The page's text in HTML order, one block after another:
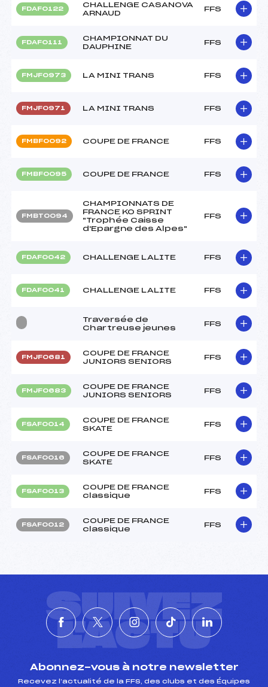
FDAF0122
CHALLENGE CASANOVA
ARNAUD
FFS
FDAF0111
CHAMPIONNAT DU
DAUPHINE
FFS
FMJF0973 LA MINI TRANS FFS
FMJF0971 LA MINI TRANS FFS
FMBF0092 COUPE DE FRANCE FFS
FMBF0095 COUPE DE FRANCE FFS
FMBT0094
CHAMPIONNATS DE
FRANCE KO SPRINT
"Trophée Caisse
d'Epargne des Alpes"
FFS
FDAF0042 CHALLENGE LALITE FFS
FDAF0041 CHALLENGE LALITE FFS
Traversée de
Chartreuse jeunes
FFS
FMJF0681
COUPE DE FRANCE
JUNIORS SENIORS
FFS
FMJF0683
COUPE DE FRANCE
JUNIORS SENIORS
FFS
FSAF0014
COUPE DE FRANCE
SKATE
FFS
FSAF0016
COUPE DE FRANCE
SKATE
FFS
FSAF0013
COUPE DE FRANCE
classique
FFS
FSAF0012
COUPE DE FRANCE
classique
FFS
SUIVEZ
L'ACTU
Abonnez-vous à notre newsletter
Recevez l’actualité de la FFS, des clubs et des Équipes